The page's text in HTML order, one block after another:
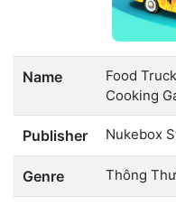
Name
Food
Cooking
Publisher Nukebox
Genre Thông